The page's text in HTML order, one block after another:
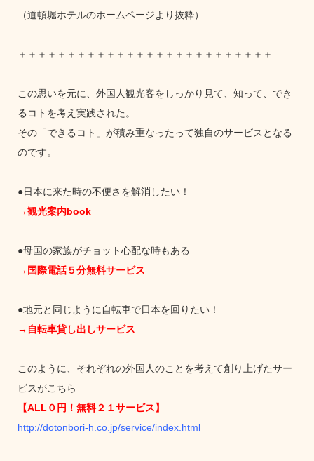
（道頓堀ホテルのホームページより抜粋）
＋＋＋＋＋＋＋＋＋＋＋＋＋＋＋＋＋＋＋＋＋＋＋＋＋＋
この思いを元に、外国人観光客をしっかり見て、知って、でき
るコトを考え実践された。
その「できるコト」が積み重なったって独自のサービスとなる
のです。
●日本に来た時の不便さを解消したい！
→観光案内book
●母国の家族がチョット心配な時もある
→国際電話５分無料サービス
●地元と同じように自転車で日本を回りたい！
→自転車貸し出しサービス
このように、それぞれの外国人のことを考えて創り上げたサー
ビスがこちら
【ALL０円！無料２１サービス】
http://dotonbori-h.co.jp/service/index.html